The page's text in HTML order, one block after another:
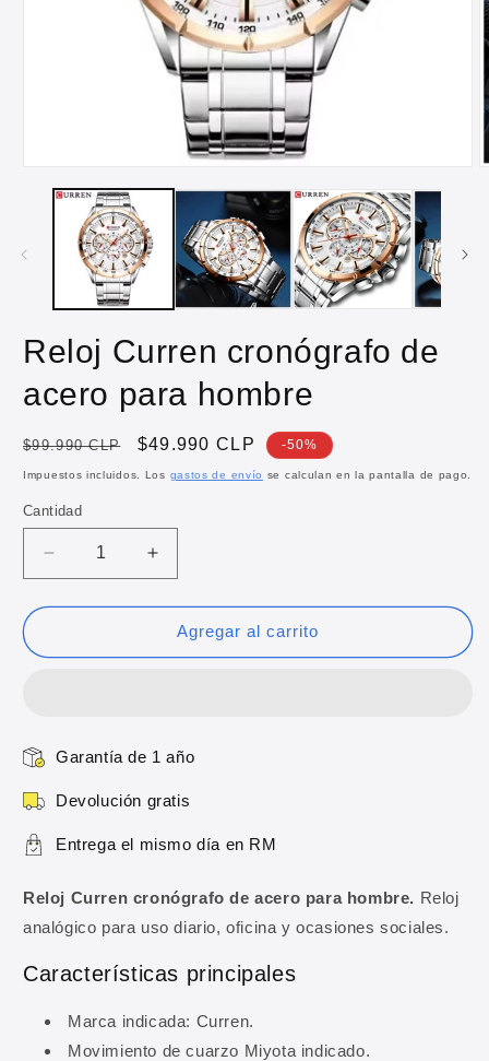
elemento
multimedia
una
Reloj Curren cronógrafo de
acero para hombre
Precio
habitual
$99.990 CLP
Precio
de
$49.990 CLP -50%
Impuestos incluidos. Los gastos de envío se calculan en la pantalla de pago.
Cantidad
Reducir
cantidad
para
Curren
para
hombre
Aumentar
cantidad
para
Reloj
Curren
para
hombre
Agregar al carrito
Garantía de 1 año
Devolución gratis
Entrega el mismo día en RM
Reloj Curren cronógrafo de acero para hombre. Reloj
analógico para uso diario, oficina y ocasiones sociales.
Características principales
Marca indicada: Curren.
Movimiento de cuarzo Miyota indicado.